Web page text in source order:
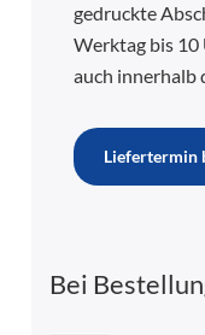
gedruckte
Werktag bis 10
auch innerhalb
Liefertermin
Bei